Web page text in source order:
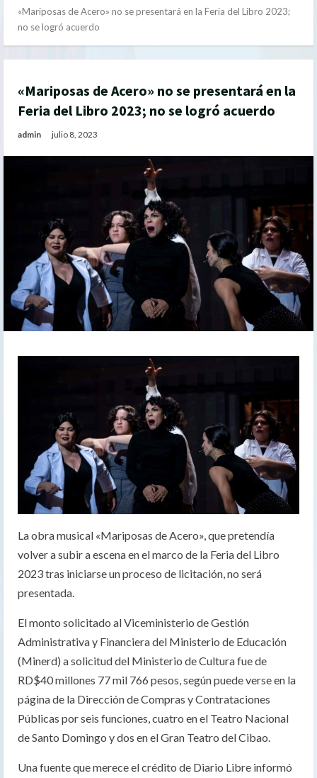
«Mariposas de Acero» no se presentará en la Feria del Libro 2023;
no se logró acuerdo
«Mariposas de Acero» no se presentará en la
Feria del Libro 2023; no se logró acuerdo
admin julio 8, 2023
La obra musical «Mariposas de Acero», que pretendía
volver a subir a escena en el marco de la Feria del Libro
2023 tras iniciarse un proceso de licitación, no será
presentada.
El monto solicitado al Viceministerio de Gestión
Administrativa y Financiera del Ministerio de Educación
(Minerd) a solicitud del Ministerio de Cultura fue de
RD$40 millones 77 mil 766 pesos, según puede verse en la
página de la Dirección de Compras y Contrataciones
Públicas por seis funciones, cuatro en el Teatro Nacional
de Santo Domingo y dos en el Gran Teatro del Cibao.
Una fuente que merece el crédito de Diario Libre informó